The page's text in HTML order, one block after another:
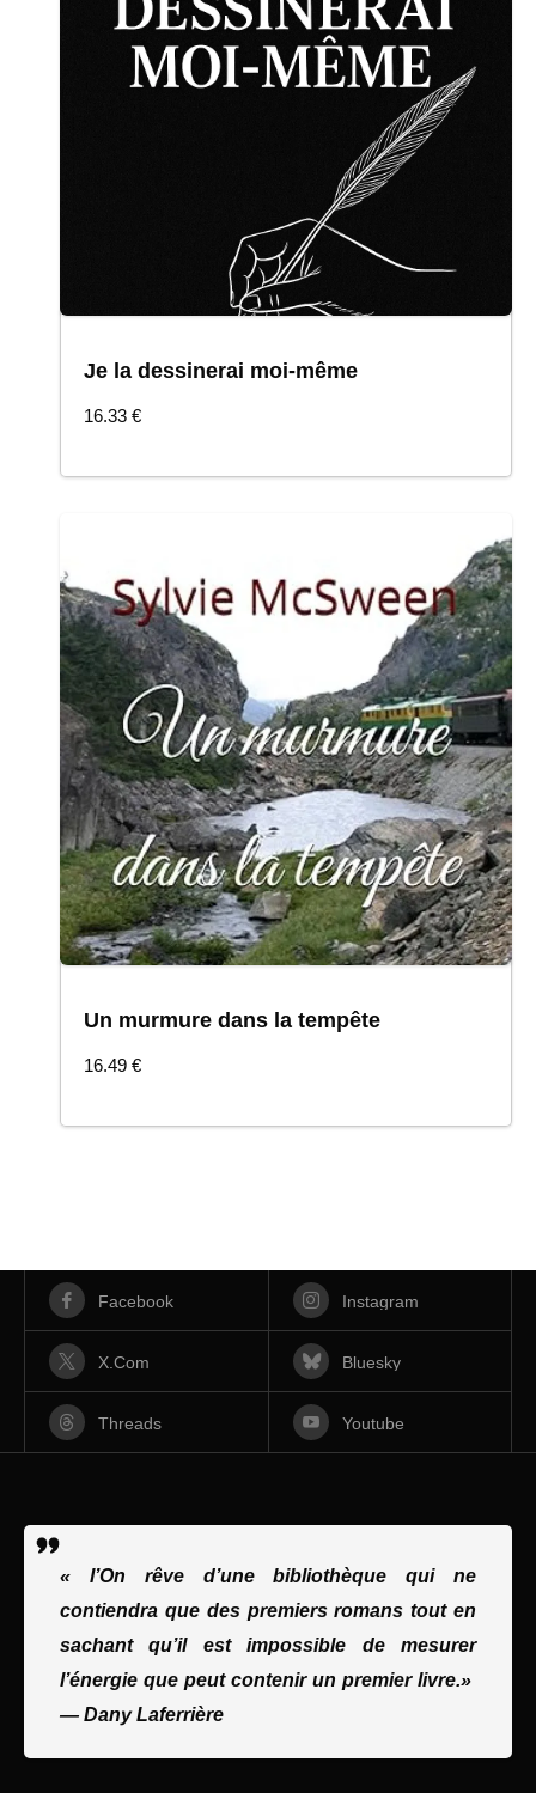
Je la dessinerai moi-même
16.33 €
Un murmure dans la tempête
16.49 €
Facebook Instagram
X.com Bluesky
Threads Youtube
« l’On rêve d’une bibliothèque qui ne
contiendra que des premiers romans tout en
sachant qu’il est impossible de mesurer
l’énergie que peut contenir un premier livre.»
— Dany Laferrière